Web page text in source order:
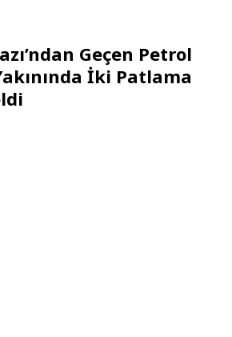
Geçen Petrol
İki Patlama